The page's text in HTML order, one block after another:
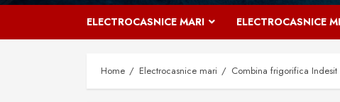
ELECTROCASNICE MARI ELECTROCASNICE
Home Electrocasnice mari Combina frigorifica Indesit